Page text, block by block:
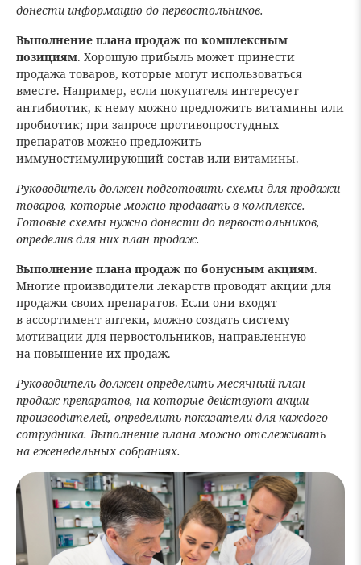
донести информацию до первостольников.
Выполнение плана продаж по комплексным
позициям. Хорошую прибыль может принести
продажа товаров, которые могут использоваться
вместе. Например, если покупателя интересует
антибиотик, к нему можно предложить витамины или
пробиотик; при запросе противопростудных
препаратов можно предложить
иммуностимулирующий состав или витамины.
Руководитель должен подготовить схемы для продажи
товаров, которые можно продавать в комплексе.
Готовые схемы нужно донести до первостольников,
определив для них план продаж.
Выполнение плана продаж по бонусным акциям.
Многие производители лекарств проводят акции для
продажи своих препаратов. Если они входят
в ассортимент аптеки, можно создать систему
мотивации для первостольников, направленную
на повышение их продаж.
Руководитель должен определить месячный план
продаж препаратов, на которые действуют акции
производителей, определить показатели для каждого
сотрудника. Выполнение плана можно отслеживать
на еженедельных собраниях.